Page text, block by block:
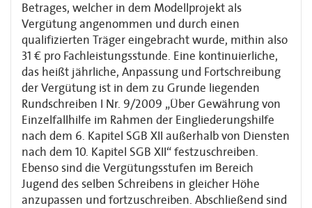
Betrages, welcher in dem Modellprojekt als
Vergütung angenommen und durch einen
qualifizierten Träger eingebracht wurde, mithin also
31 € pro Fachleistungsstunde. Eine kontinuierliche,
das heißt jährliche, Anpassung und Fortschreibung
der Vergütung ist in dem zu Grunde liegenden
Rundschreiben I Nr. 9/2009 „Über Gewährung von
Einzelfallhilfe im Rahmen der Eingliederungshilfe
nach dem 6. Kapitel SGB XII außerhalb von Diensten
nach dem 10. Kapitel SGB XII“ festzuschreiben.
Ebenso sind die Vergütungsstufen im Bereich
Jugend des selben Schreibens in gleicher Höhe
anzupassen und fortzuschreiben. Abschließend sind